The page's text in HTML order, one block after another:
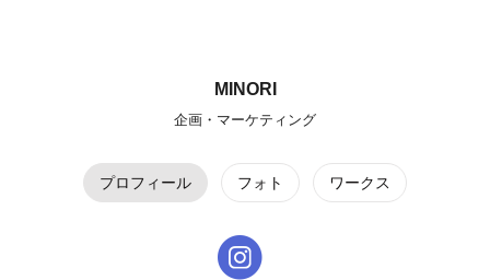
MINORI
企画・マーケティング
プロフィール フォト ワークス